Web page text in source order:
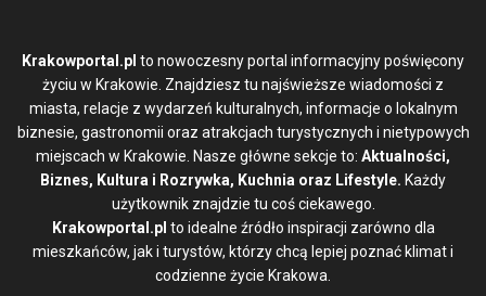
Krakowportal.pl to nowoczesny portal informacyjny poświęcony
życiu w Krakowie. Znajdziesz tu najświeższe wiadomości z
miasta, relacje z wydarzeń kulturalnych, informacje o lokalnym
biznesie, gastronomii oraz atrakcjach turystycznych i nietypowych
miejscach w Krakowie. Nasze główne sekcje to: Aktualności,
Biznes, Kultura i Rozrywka, Kuchnia oraz Lifestyle. Każdy
użytkownik znajdzie tu coś ciekawego.
Krakowportal.pl to idealne źródło inspiracji zarówno dla
mieszkańców, jak i turystów, którzy chcą lepiej poznać klimat i
codzienne życie Krakowa.